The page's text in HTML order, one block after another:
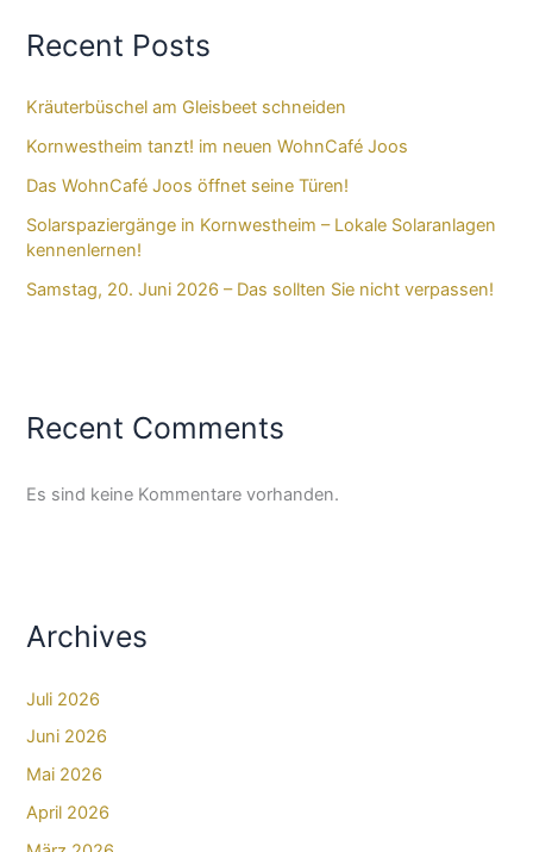
Recent Posts
Kräuterbüschel am Gleisbeet schneiden
Kornwestheim tanzt! im neuen WohnCafé Joos
Das WohnCafé Joos öffnet seine Türen!
Solarspaziergänge in Kornwestheim – Lokale Solaranlagen
kennenlernen!
Samstag, 20. Juni 2026 – Das sollten Sie nicht verpassen!
Recent Comments
Es sind keine Kommentare vorhanden.
Archives
Juli 2026
Juni 2026
Mai 2026
April 2026